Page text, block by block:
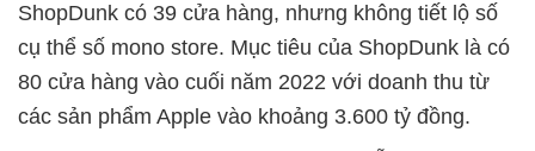
ShopDunk có 39 cửa hàng, nhưng không tiết lộ số
cụ thể số mono store. Mục tiêu của ShopDunk là có
80 cửa hàng vào cuối năm 2022 với doanh thu từ
các sản phẩm Apple vào khoảng 3.600 tỷ đồng.